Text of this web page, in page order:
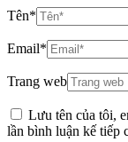
Tên*
Email*
Trang web
Lưu tên của tôi,
lần bình luận kế tiếp